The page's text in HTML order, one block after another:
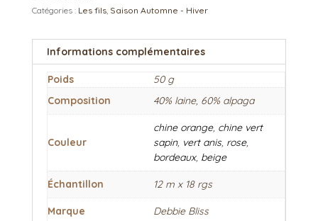
Catégories : Les fils, Saison Automne - Hiver
Informations complémentaires
Poids
50 g
Composition
40% laine, 60% alpaga
Couleur
chine orange, chine vert
sapin, vert anis, rose,
bordeaux, beige
Échantillon 12 m x 18 rgs
Marque Debbie Bliss